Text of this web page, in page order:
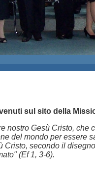
sul sito della
nostro Gesù Cristo,
del mondo per essere
Cristo, secondo il
(Ef 1, 3-6).